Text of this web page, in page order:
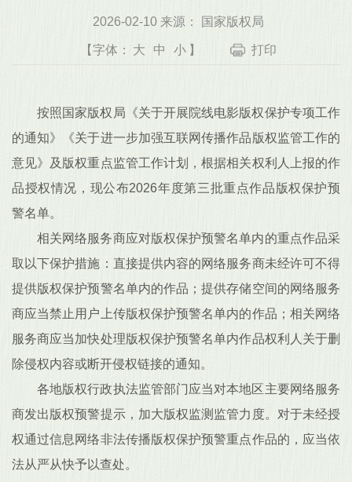
2026-02-10 来源： 国家版权局
【字体： 大 中 小 】 打印
按照国家版权局《关于开展院线电影版权保护专项工作
的通知》《关于进一步加强互联网传播作品版权监管工作的
意见》及版权重点监管工作计划，根据相关权利人上报的作
品授权情况，现公布2026年度第三批重点作品版权保护预
警名单。
相关网络服务商应对版权保护预警名单内的重点作品采
取以下保护措施：直接提供内容的网络服务商未经许可不得
提供版权保护预警名单内的作品；提供存储空间的网络服务
商应当禁止用户上传版权保护预警名单内的作品；相关网络
服务商应当加快处理版权保护预警名单内作品权利人关于删
除侵权内容或断开侵权链接的通知。
各地版权行政执法监管部门应当对本地区主要网络服务
商发出版权预警提示，加大版权监测监管力度。对于未经授
权通过信息网络非法传播版权保护预警重点作品的，应当依
法从严从快予以查处。